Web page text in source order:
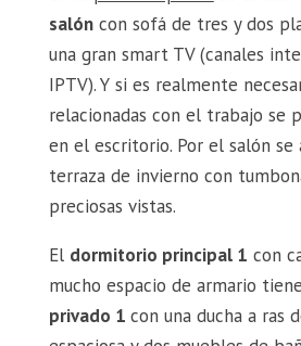
salóncon sofá de tres y dos
una gran smart TV (canales
IPTV). Y si es realmente
relacionadas con el trabajo se
en el escritorio. Por el salón se
terraza de invierno con
preciosas vistas.
El dormitorio principal 1 con
mucho espacio de armario
privado 1 con una ducha a ras